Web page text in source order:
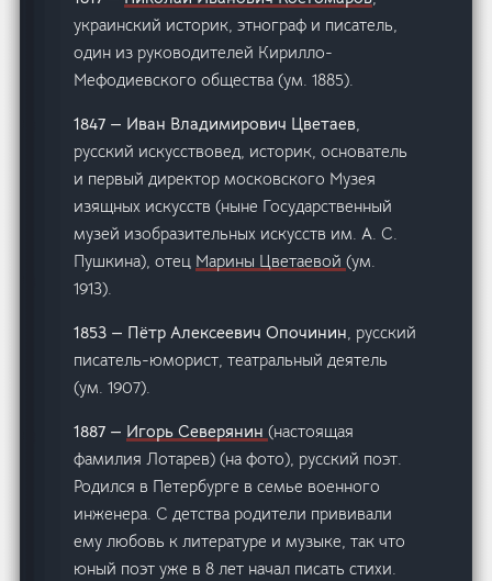
украинский историк, этнограф и писатель,
один из руководителей Кирилло-
Мефодиевского общества (ум. 1885).
1847 — Иван Владимирович Цветаев,
русский искусствовед, историк, основатель
и первый директор московского Музея
изящных искусств (ныне Государственный
музей изобразительных искусств им. А. С.
Пушкина), отец Марины Цветаевой(ум.
1913).
1853 — Пётр Алексеевич Опочинин, русский
писатель-юморист, театральный деятель
(ум. 1907).
1887 — Игорь Северянин(настоящая
фамилия Лотарев) (на фото), русский поэт.
Родился в Петербурге в семье военного
инженера. С детства родители прививали
ему любовь к литературе и музыке, так что
юный поэт уже в 8 лет начал писать стихи.